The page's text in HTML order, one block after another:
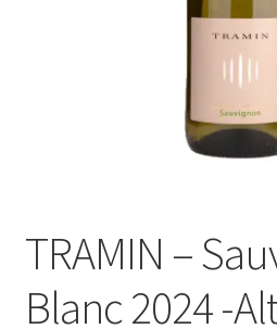
TRAMIN –
Blanc 2024 -